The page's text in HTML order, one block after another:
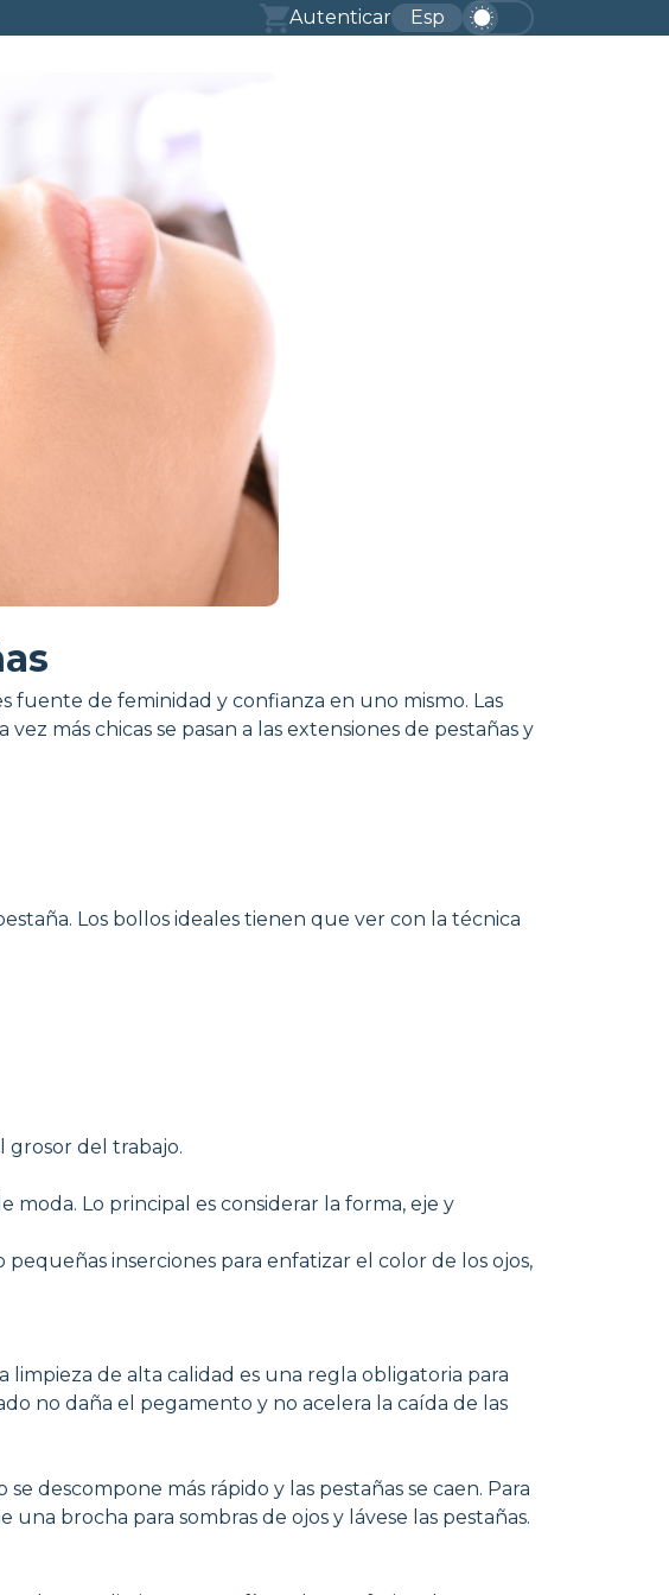
Autenticar Esp
fuente de feminidad y confianza en uno mismo. Las
más chicas se pasan a las extensiones de pestañas y
Los bollos ideales tienen que ver con la técnica
grosor del trabajo.
moda. Lo principal es considerar la forma, eje y
inserciones para enfatizar el color de los ojos,
limpieza de alta calidad es una regla obligatoria para
no daña el pegamento y no acelera la caída de las
descompone más rápido y las pestañas se caen. Para
brocha para sombras de ojos y lávese las pestañas.